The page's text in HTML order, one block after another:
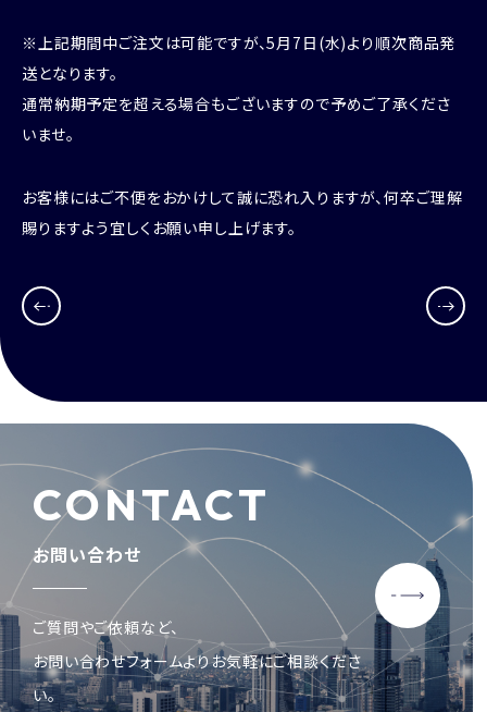
※上記期間中ご注文は可能ですが、5月7日(水)より順次商品発
送となります。
通常納期予定を超える場合もございますので予めご了承くださ
いませ。
お客様にはご不便をおかけして誠に恐れ入りますが、何卒ご理解
賜りますよう宜しくお願い申し上げます。
CONTACT
お問い合わせ
ご質問やご依頼など、
お問い合わせフォームよりお気軽にご相談くださ
い。